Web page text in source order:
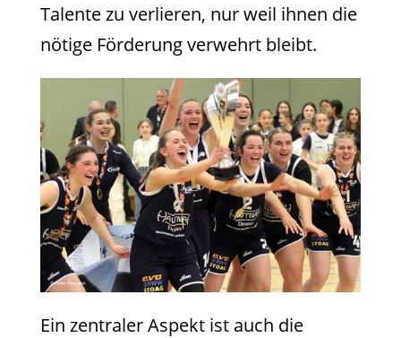
Talente zu verlieren, nur weil ihnen die
nötige Förderung verwehrt bleibt.
Ein zentraler Aspekt ist auch die